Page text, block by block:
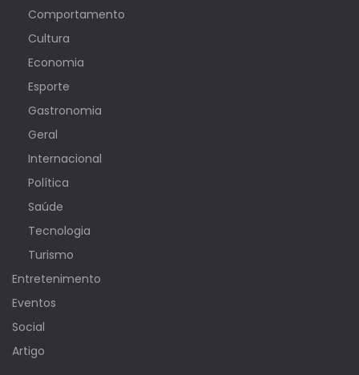
Comportamento
Cultura
Economia
Esporte
Gastronomia
Geral
Internacional
Política
Saúde
Tecnologia
Turismo
Entretenimento
Eventos
Social
Artigo